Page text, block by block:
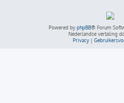
Powered by phpBB® Forum
Nederlandse vertaling
Privacy |